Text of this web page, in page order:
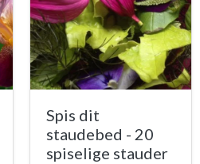
Spis dit
staudebed - 20
spiselige stauder